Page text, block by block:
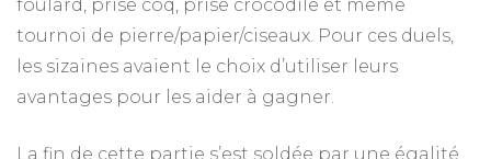
foulard, prise coq, prise crocodile et même
tournoi de pierre/papier/ciseaux. Pour ces duels,
les sizaines avaient le choix d’utiliser leurs
avantages pour les aider à gagner.
La fin de cette partie s’est soldée par une égalité